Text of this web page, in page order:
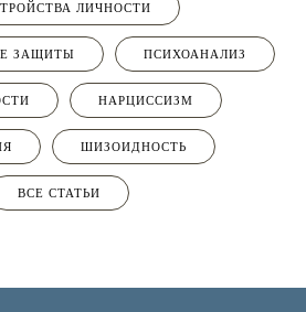
ЛИЧНОСТИ
ЗАЩИТЫ ПСИХОАНАЛИЗ
НАРЦИССИЗМ
ШИЗОИДНОСТЬ
ВСЕ СТАТЬИ